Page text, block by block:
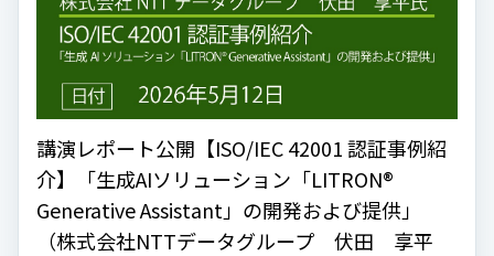
講演レポート公開【ISO/IEC 42001 認証事例紹
介】「生成AIソリューション「LITRON®
Generative Assistant」の開発および提供」
（株式会社NTTデータグループ 伏田 享平